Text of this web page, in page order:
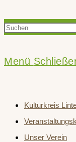
Menü
Kulturkreis
Unser Verein